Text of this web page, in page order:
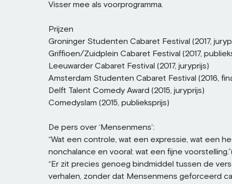
Visser mee als voorprogramma.
Prijzen
Groninger Studenten Cabaret Festival (2017,
Griffioen/Zuidplein Cabaret Festival (2017,
Leeuwarder Cabaret Festival (2017, juryprijs)
Amsterdam Studenten Cabaret Festival (2016,
Delft Talent Comedy Award (2015, juryprijs)
Comedyslam (2015, publieksprijs)
De pers over ‘Mensenmens’:
“Wat een controle, wat een expressie, wat een
nonchalance en vooral: wat een fijne
“Er zit precies genoeg bindmiddel tussen de
verhalen, zonder dat Mensenmens geforceerd